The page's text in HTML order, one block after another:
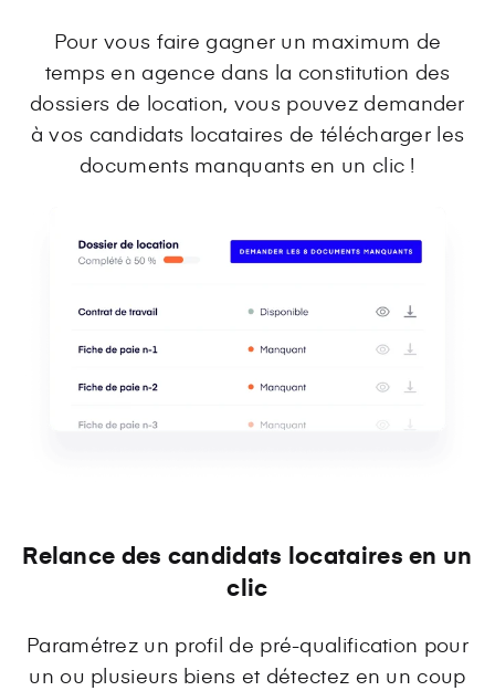
Pour vous faire gagner un maximum de
temps en agence dans la constitution des
dossiers de location, vous pouvez demander
à vos candidats locataires de télécharger les
documents manquants en un clic !
Relance des candidats locataires en un
clic
Paramétrez un profil de pré-qualification pour
un ou plusieurs biens et détectez en un coup